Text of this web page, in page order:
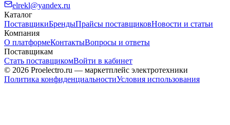
elrekl@yandex.ru
Каталог
ПоставщикиБрендыПрайсы поставщиковНовости и статьи
Компания
О платформеКонтактыВопросы и ответы
Поставщикам
Стать поставщикомВойти в кабинет
© 2026 Proelectro.ru — маркетплейс электротехники
Политика конфиденциальностиУсловия использования